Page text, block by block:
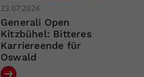
23.07.2024
Generali Open
Kitzbühel: Bitteres
Karriereende für
Oswald